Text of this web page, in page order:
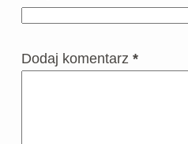
Dodaj komentarz *